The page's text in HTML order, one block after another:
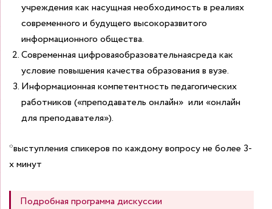
учреждения как насущная необходимость в реалиях
современного и будущего высокоразвитого
информационного общества.
Современная цифроваяобразовательнаясреда как
условие повышения качества образования в вузе.
Информационная компетентность педагогических
работников («преподаватель онлайн» или «онлайн
для преподавателя»).
*выступления спикеров по каждому вопросу не более 3-
х минут
Подробная программа дискуссии